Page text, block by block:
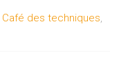
Café des techniques,